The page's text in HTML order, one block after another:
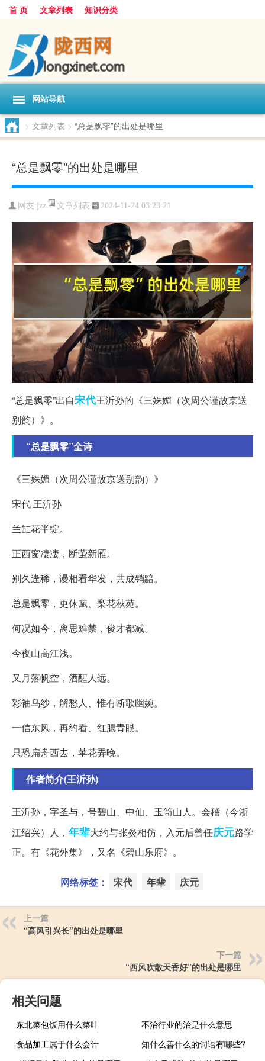
首 页 文章列表 知识分类
网站导航
> 文章列表 > “总是飘零”的出处是哪里
“总是飘零”的出处是哪里
网友:jzz 文章列表 2024-11-24 03:23:21
“总是飘零”出自宋代王沂孙的《三姝媚（次周公谨故京送
别韵）》。
“总是飘零”全诗
《三姝媚（次周公谨故京送别韵）》
宋代 王沂孙
兰缸花半绽。
正西窗凄凄，断萤新雁。
别久逢稀，谩相看华发，共成销黯。
总是飘零，更休赋、梨花秋苑。
何况如今，离思难禁，俊才都减。
今夜山高江浅。
又月落帆空，酒醒人远。
彩袖乌纱，解愁人、惟有断歌幽婉。
一信东风，再约看、红腮青眼。
只恐扁舟西去，苹花弄晚。
作者简介(王沂孙)
王沂孙，字圣与，号碧山、中仙、玉笥山人。会稽（今浙
江绍兴）人， 年辈大约与张炎相仿，入元后曾任庆元路学
正。有《花外集》，又名《碧山乐府》。
网络标签： 宋代 年辈 庆元
上一篇
“高风引兴长”的出处是哪里
下一篇
“西风吹散天香好”的出处是哪里
相关问题
东北菜包饭用什么菜叶
不治行业的治是什么意思
食品加工属于什么会计
知什么善什么的词语有哪些?